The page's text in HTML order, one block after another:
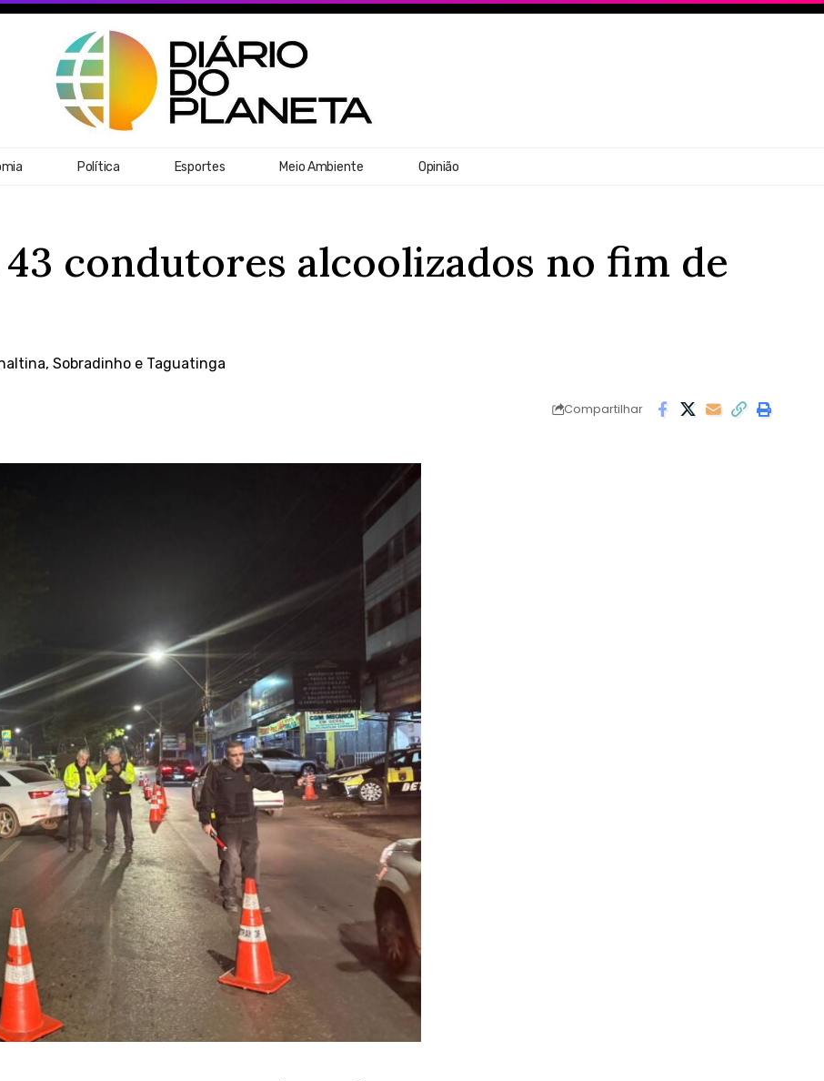
Política Esportes Meio Ambiente Opinião
condutores alcoolizados no fim de
Sobradinho e Taguatinga
Compartilhar